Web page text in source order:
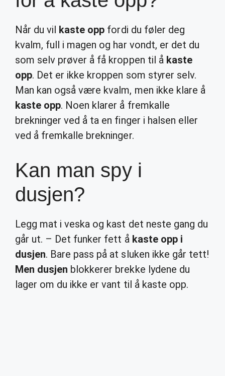
Når du vil kaste opp fordi du føler deg
kvalm, full i magen og har vondt, er det du
som selv prøver å få kroppen til å kaste
opp. Det er ikke kroppen som styrer selv.
Man kan også være kvalm, men ikke klare å
kaste opp. Noen klarer å fremkalle
brekninger ved å ta en finger i halsen eller
ved å fremkalle brekninger.
Kan man spy i
dusjen?
Legg mat i veska og kast det neste gang du
går ut. – Det funker fett å kaste opp i
dusjen. Bare pass på at sluken ikke går tett!
Men dusjen blokkerer brekke lydene du
lager om du ikke er vant til å kaste opp.